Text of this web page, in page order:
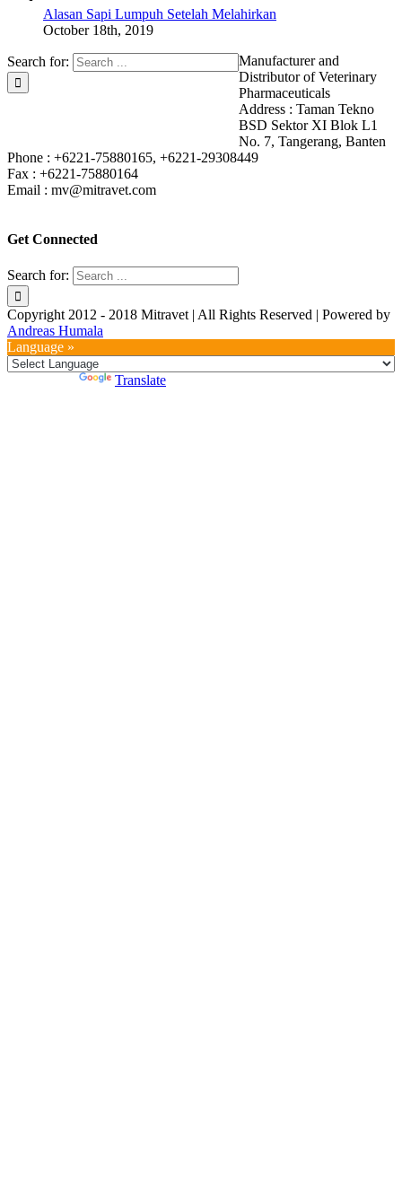
Alasan Sapi Lumpuh Setelah Melahirkan
October 18th, 2019
Search for:
Manufacturer and
Distributor of Veterinary
Pharmaceuticals
Address : Taman Tekno
BSD Sektor XI Blok L1
No. 7, Tangerang, Banten
Phone : +6221-75880165, +6221-29308449
Fax : +6221-75880164
Email : mv@mitravet.com
Get Connected
Search for:
Copyright 2012 - 2018 Mitravet | All Rights Reserved | Powered by
Andreas Humala
Language »
Translate